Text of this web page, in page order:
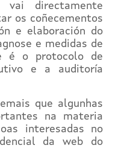
directamente
os coñecementos
e elaboración do
e medidas de
é o protocolo de
e a auditoría
que algunhas
na materia
interesadas no
da web do